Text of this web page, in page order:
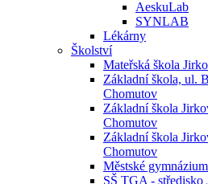
AeskuLab
SYNLAB
Lékárny
Školství
Mateřská škola
Základní škola, ul.
Chomutov
Základní škola
Chomutov
Základní škola
Chomutov
Městské
SŠ TGA - středisko